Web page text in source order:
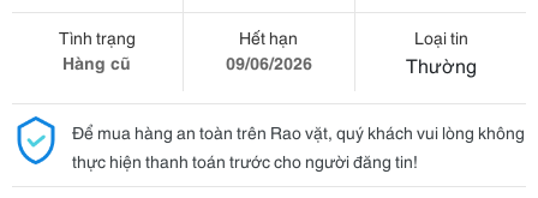
Tình trạng
Hàng cũ
Hết hạn
09/06/2026
Loại tin
Thường
Để mua hàng an toàn trên Rao vặt, quý khách vui lòng không
thực hiện thanh toán trước cho người đăng tin!